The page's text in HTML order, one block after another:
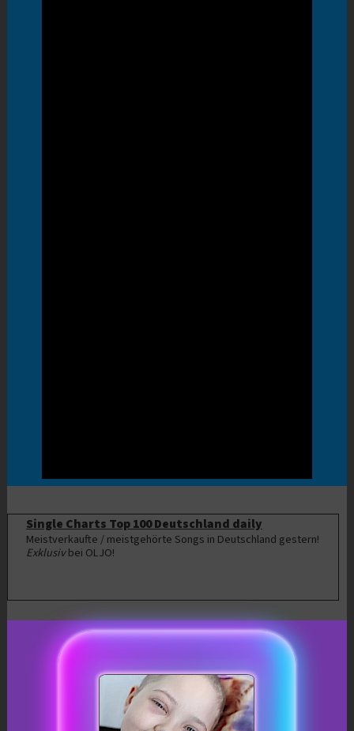
Single Charts Top 100 Deutschland daily
Meistverkaufte / meistgehörte Songs in Deutschland gestern!
Exklusivbei OLJO!